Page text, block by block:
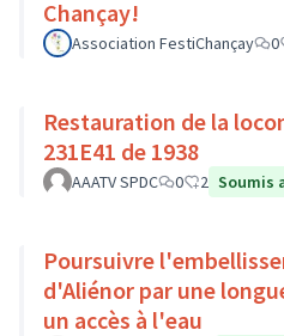
Chançay!
Association FestiChançay 0
Restauration de la
231E41 de 1938
AAATV SPDC 0 2 Soumis
Poursuivre
d'Aliénor par une
un accès à l'eau